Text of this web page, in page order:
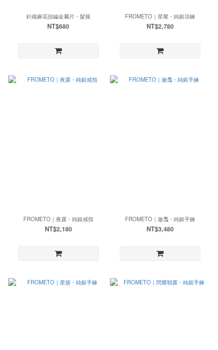
針織麻花扭編金屬片・髮箍
NT$680
FROMETO｜星耀・純銀項鍊
NT$2,780
FROMETO｜夜露・純銀戒指
NT$2,180
FROMETO｜瀲灩・純銀手鍊
NT$3,480